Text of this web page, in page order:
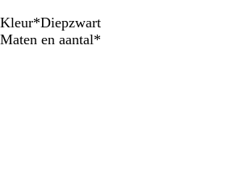
Kleur*Diepzwart
N
O
S
D
Maten en aantal*